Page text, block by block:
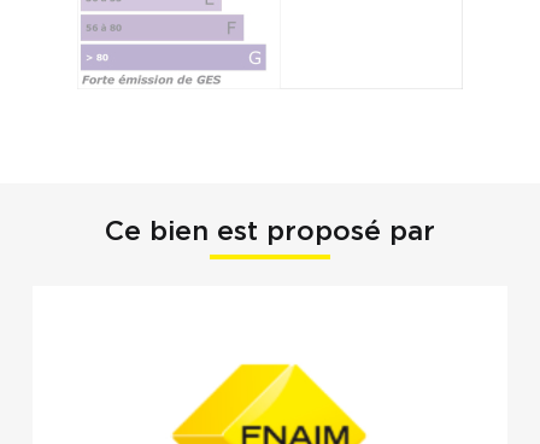
Ce bien est proposé par